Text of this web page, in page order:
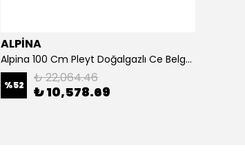
ALPİNA
Alpina 100 Cm Pleyt Doğalgazlı Ce Belgeli
%52 ₺ 22,064.46
₺ 10,578.69